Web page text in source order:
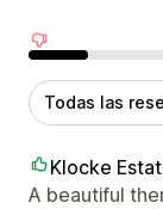
Todas las
Klocke
A beautiful